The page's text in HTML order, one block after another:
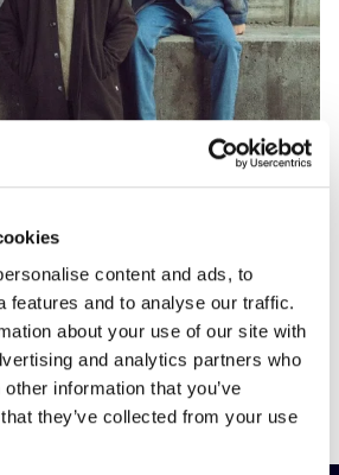
content and ads, to
features and to analyse our traffic.
about your use of our site with
and analytics partners who
information that you’ve
they’ve collected from your use